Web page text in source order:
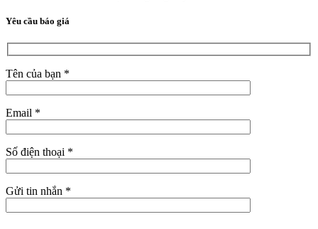
Yêu cầu báo giá
Tên của bạn *
Email *
Số điện thoại *
Gửi tin nhắn *